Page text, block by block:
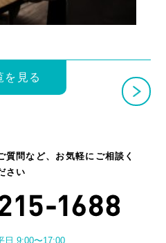
を見る
質問など、お気軽にご相談く
さい
日 9:00〜17:00